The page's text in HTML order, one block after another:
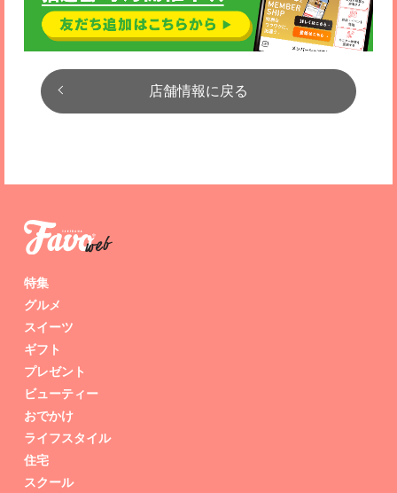
店舗情報に戻る
特集
グルメ
スイーツ
ギフト
プレゼント
ビューティー
おでかけ
ライフスタイル
住宅
スクール